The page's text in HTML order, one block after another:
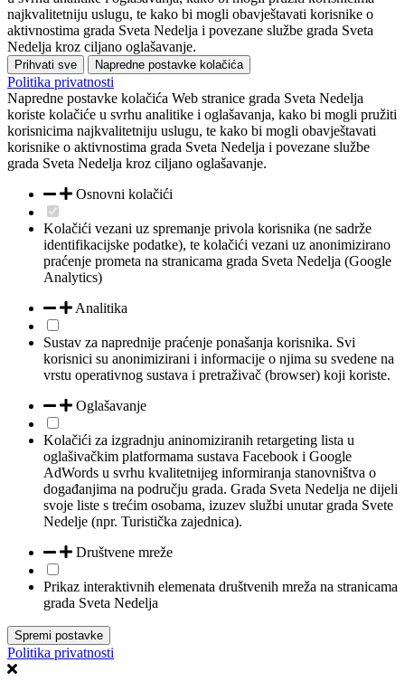
najkvalitetniju uslugu, te kako bi mogli obavještavati korisnike o
aktivnostima grada Sveta Nedelja i povezane službe grada Sveta
Nedelja kroz ciljano oglašavanje.
Prihvati sve Napredne postavke kolačića
Politika privatnosti
Napredne postavke kolačića Web stranice grada Sveta Nedelja
koriste kolačiće u svrhu analitike i oglašavanja, kako bi mogli pružiti
korisnicima najkvalitetniju uslugu, te kako bi mogli obavještavati
korisnike o aktivnostima grada Sveta Nedelja i povezane službe
grada Sveta Nedelja kroz ciljano oglašavanje.
Osnovni kolačići
Kolačići vezani uz spremanje privola korisnika (ne sadrže
identifikacijske podatke), te kolačići vezani uz anonimizirano
praćenje prometa na stranicama grada Sveta Nedelja (Google
Analytics)
Analitika
Sustav za naprednije praćenje ponašanja korisnika. Svi
korisnici su anonimizirani i informacije o njima su svedene na
vrstu operativnog sustava i pretraživač (browser) koji koriste.
Oglašavanje
Kolačići za izgradnju aninomiziranih retargeting lista u
oglašivačkim platformama sustava Facebook i Google
AdWords u svrhu kvalitetnijeg informiranja stanovništva o
događanjima na području grada. Grada Sveta Nedelja ne dijeli
svoje liste s trećim osobama, izuzev službi unutar grada Svete
Nedelje (npr. Turistička zajednica).
Društvene mreže
Prikaz interaktivnih elemenata društvenih mreža na stranicama
grada Sveta Nedelja
Spremi postavke
Politika privatnosti